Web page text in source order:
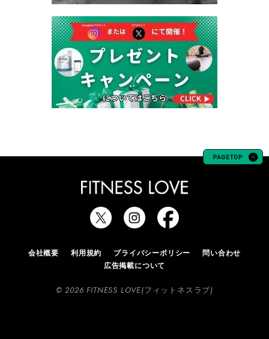
会社概要 利用規約 プライバシーポリシー
問い合わせ
広告掲載について
© 2026 FITNESS LOVE(フィットネスラブ)